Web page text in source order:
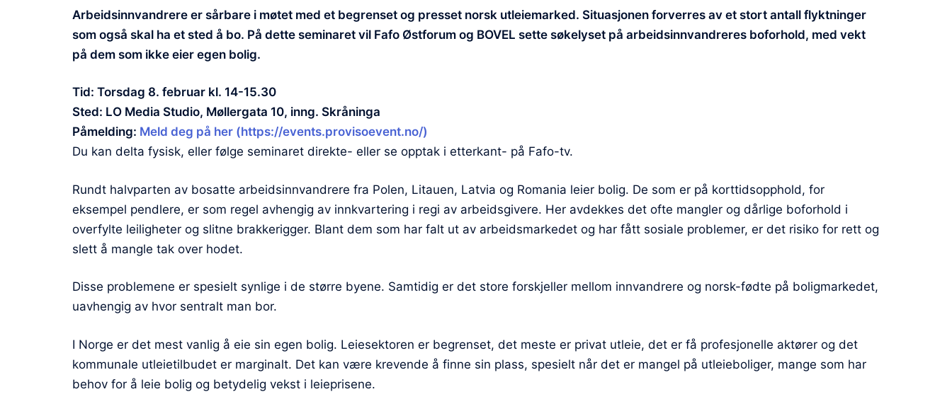
Arbeidsinnvandrere er sårbare i møtet med et begrenset og presset norsk utleiemarked. Situasjonen forverres av et stort antall flyktninger
som også skal ha et sted å bo. På dette seminaret vil Fafo Østforum og BOVEL sette søkelyset på arbeidsinnvandreres boforhold, med vekt
på dem som ikke eier egen bolig.
Tid: Torsdag 8. februar kl. 14-15.30
Sted: LO Media Studio, Møllergata 10, inng. Skråninga
Påmelding: Meld deg på her (https://events.provisoevent.no/)
Du kan delta fysisk, eller følge seminaret direkte- eller se opptak i etterkant- på Fafo-tv.
Rundt halvparten av bosatte arbeidsinnvandrere fra Polen, Litauen, Latvia og Romania leier bolig. De som er på korttidsopphold, for
eksempel pendlere, er som regel avhengig av innkvartering i regi av arbeidsgivere. Her avdekkes det ofte mangler og dårlige boforhold i
overfylte leiligheter og slitne brakkerigger. Blant dem som har falt ut av arbeidsmarkedet og har fått sosiale problemer, er det risiko for rett og
slett å mangle tak over hodet.
Disse problemene er spesielt synlige i de større byene. Samtidig er det store forskjeller mellom innvandrere og norsk-fødte på boligmarkedet,
uavhengig av hvor sentralt man bor.
I Norge er det mest vanlig å eie sin egen bolig. Leiesektoren er begrenset, det meste er privat utleie, det er få profesjonelle aktører og det
kommunale utleietilbudet er marginalt. Det kan være krevende å finne sin plass, spesielt når det er mangel på utleieboliger, mange som har
behov for å leie bolig og betydelig vekst i leieprisene.